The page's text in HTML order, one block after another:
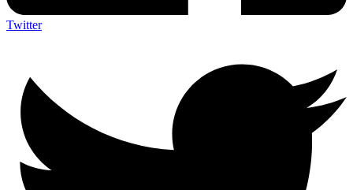
Twitter